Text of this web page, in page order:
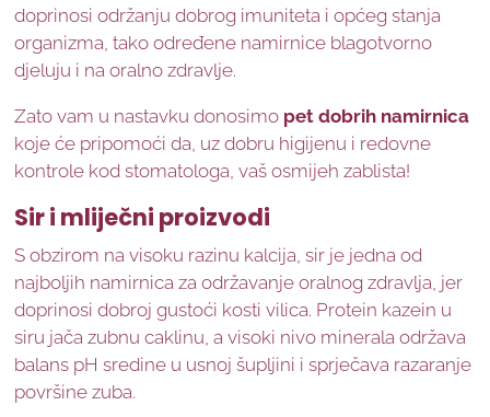
doprinosi održanju dobrog imuniteta i općeg stanja
organizma, tako određene namirnice blagotvorno
djeluju i na oralno zdravlje.
Zato vam u nastavku donosimo pet dobrih namirnica
koje će pripomoći da, uz dobru higijenu i redovne
kontrole kod stomatologa, vaš osmijeh zablista!
Sir i mliječni proizvodi
S obzirom na visoku razinu kalcija, sir je jedna od
najboljih namirnica za održavanje oralnog zdravlja, jer
doprinosi dobroj gustoći kosti vilica. Protein kazein u
siru jača zubnu caklinu, a visoki nivo minerala održava
balans pH sredine u usnoj šupljini i sprječava razaranje
površine zuba.